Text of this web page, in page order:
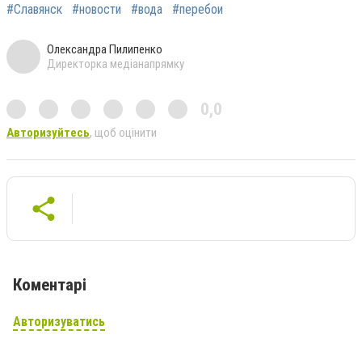
#Славянск #новости #вода #перебои
Олександра Пилипенко
Директорка медіанапрямку
0,0
Авторизуйтесь, щоб оцінити
Коментарі
Авторизуватись